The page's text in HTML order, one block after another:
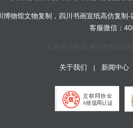
博物馆文物复制，四川书画宣纸高仿复
客服微信：
关于我们 新闻中心